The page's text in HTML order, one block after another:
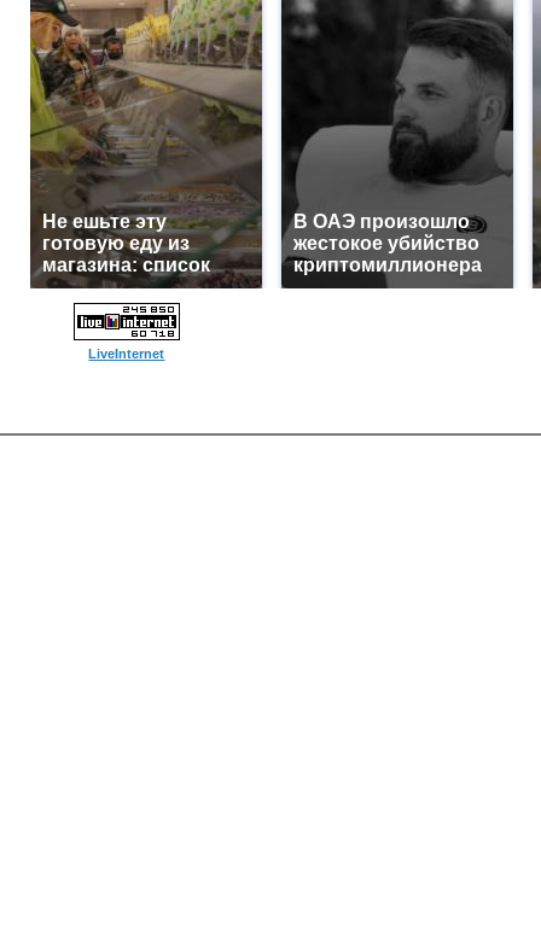
Не ешьте эту
готовую еду из
магазина: список
В ОАЭ произошло
жестокое убийство
криптомиллионера
LiveInternet